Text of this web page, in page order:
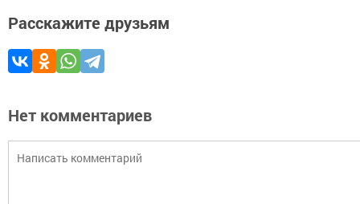
Расскажите друзьям
Нет комментариев